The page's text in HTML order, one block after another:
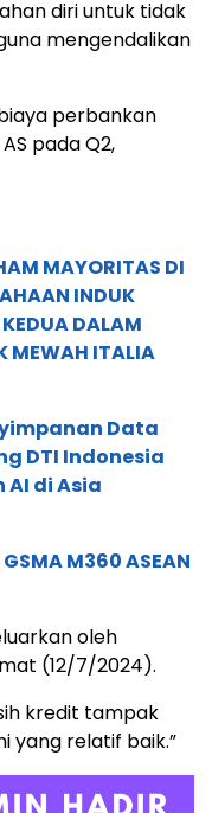
diri untuk tidak
mengendalikan
perbankan
pada Q2,
MAYORITAS DI
INDUK
DALAM
MEWAH ITALIA
Data
DTI Indonesia
AI di Asia
M360 ASEAN
oleh
(12/7/2024).
kredit tampak
yang relatif baik.”